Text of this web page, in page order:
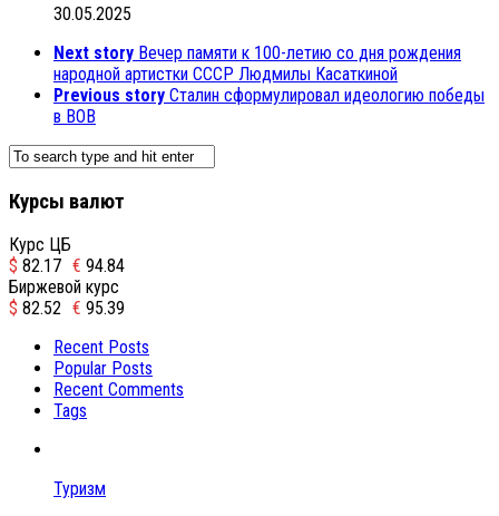
30.05.2025
Next story Вечер памяти к 100-летию со дня рождения
народной артистки СССР Людмилы Касаткиной
Previous story Сталин сформулировал идеологию победы
в ВОВ
Курсы валют
Курс ЦБ
$ 82.17 € 94.84
Биржевой курс
$ 82.52 € 95.39
Recent Posts
Popular Posts
Recent Comments
Tags
Туризм